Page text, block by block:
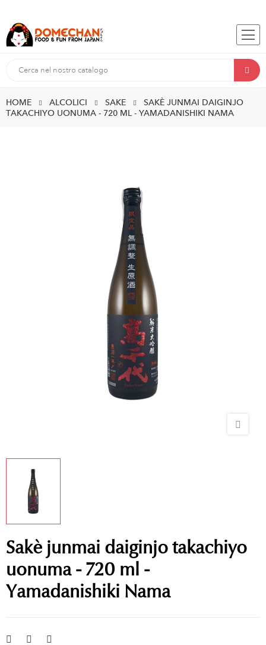
HOME ALCOLICI SAKE
SAKÈ JUNMAI DAIGINJO
TAKACHIYO UONUMA - 720 ML - YAMADANISHIKI NAMA
Sakè junmai daiginjo takachiyo
uonuma - 720 ml -
Yamadanishiki Nama